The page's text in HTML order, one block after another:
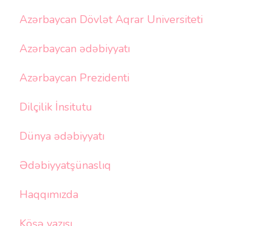
Azərbaycan Dövlət Aqrar Universiteti
Azərbaycan ədəbiyyatı
Azərbaycan Prezidenti
Dilçilik İnsitutu
Dünya ədəbiyyatı
Ədəbiyyatşünaslıq
Haqqımızda